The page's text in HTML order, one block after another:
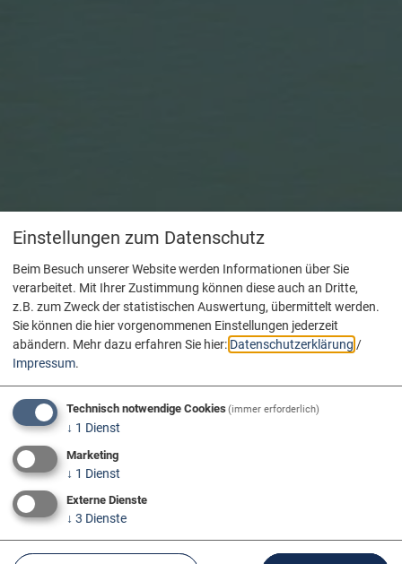
Einstellungen zum Datenschutz
Beim Besuch unserer Website werden Informationen über Sie
verarbeitet. Mit Ihrer Zustimmung können diese auch an Dritte,
z.B. zum Zweck der statistischen Auswertung, übermittelt werden.
Sie können die hier vorgenommenen Einstellungen jederzeit
abändern. Mehr dazu erfahren Sie hier: Datenschutzerklärung /
Impressum.
Technisch notwendige Cookies(immer erforderlich)
↓ 1 Dienst
Marketing
↓ 1 Dienst
Externe Dienste
↓ 3 Dienste